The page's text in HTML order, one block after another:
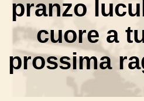
pranzo
cuore a
prossima